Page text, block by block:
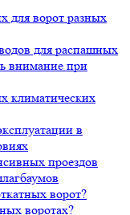
для ворот разных
для распашных
внимание при
климатических
в
проездов
ворот?
воротах?